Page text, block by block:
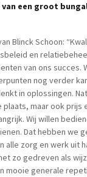
van een groot
Blinck Schoon:
en
van ons succes.
nog verder
in oplossingen.
maar ook prijs
Wij willen
Dat hebben we
alle zorg en werk uit
zo gedreven als
mooie generale